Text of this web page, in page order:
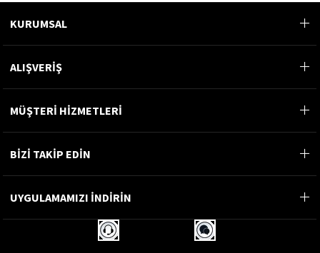
KURUMSAL
ALIŞVERİŞ
MÜŞTERİ HİZMETLERİ
BİZİ TAKİP EDİN
UYGULAMAMIZI İNDİRİN